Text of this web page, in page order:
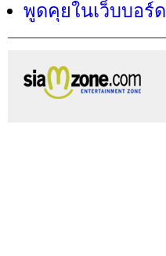
พูดคุยในเว็บบอร์ด